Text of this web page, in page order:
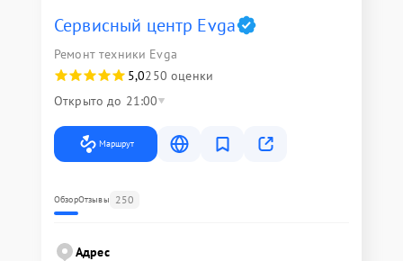
Сервисный центр Evga
Ремонт техники Evga
5,0250 оценки
Открыто до 21:00
Маршрут
ОбзорОтзывы 250
Адрес